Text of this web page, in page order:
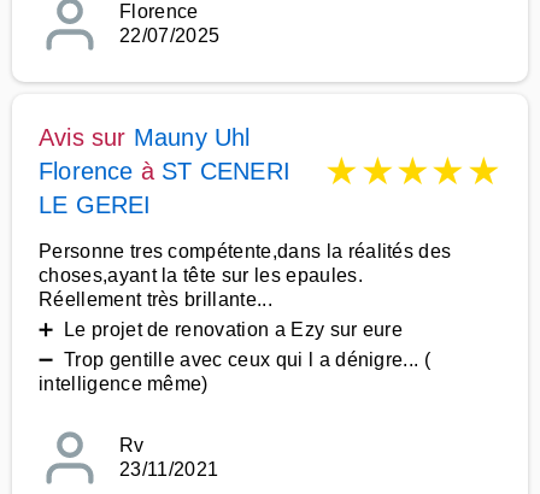
Florence
22/07/2025
Avis sur Mauny Uhl
Florence à ST CENERI
LE GEREI
★★★★★
Personne tres compétente,dans la réalités des
choses,ayant la tête sur les epaules.
Réellement très brillante...
➕ Le projet de renovation a Ezy sur eure
➖ Trop gentille avec ceux qui l a dénigre... (
intelligence même)
Rv
23/11/2021